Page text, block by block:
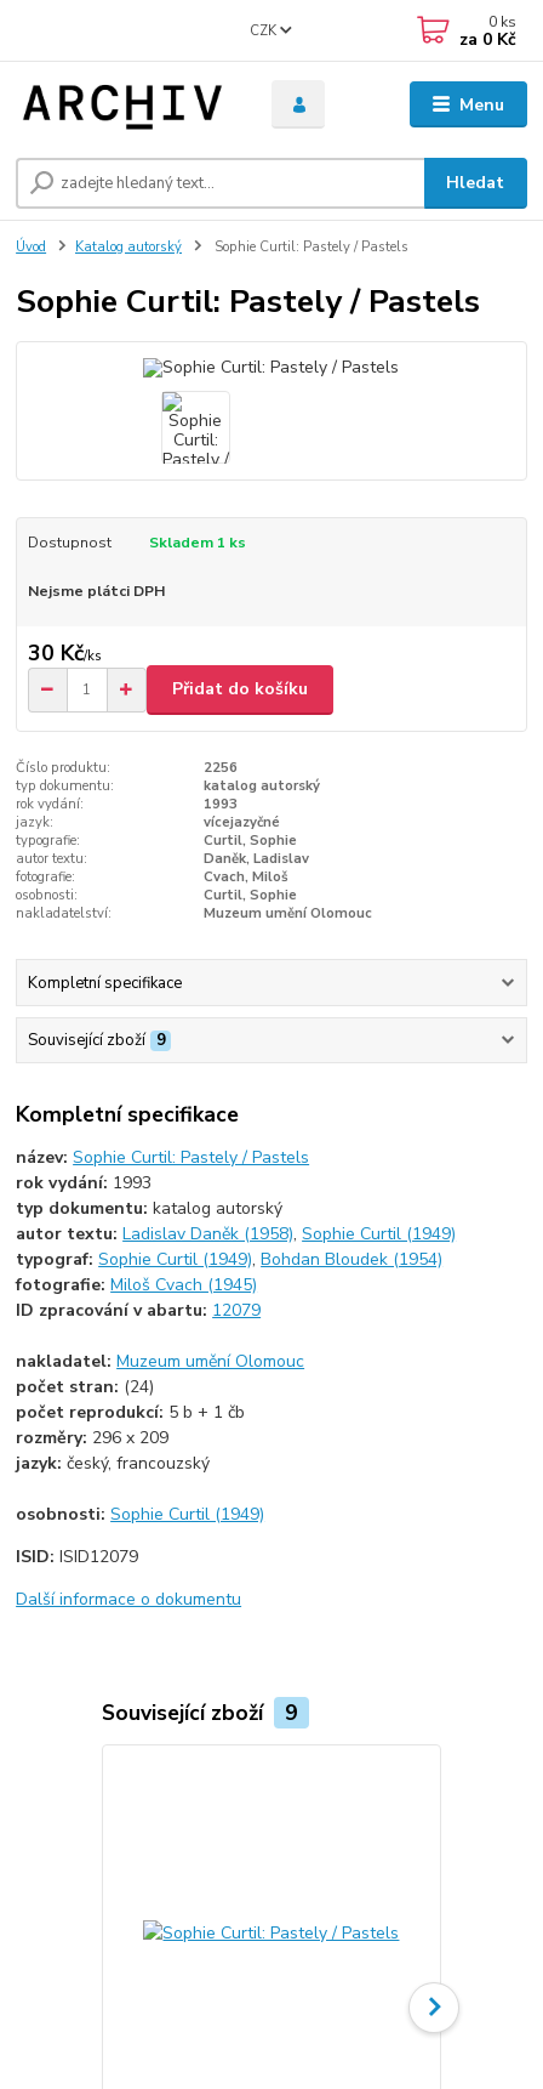
Menu
CZK
Hledat
0 ks
za 0 Kč
Úvod Katalog autorský Sophie Curtil: Pastely / Pastels
Sophie Curtil: Pastely / Pastels
Dostupnost Skladem 1 ks
Nejsme plátci DPH
30 Kč/ks
Přidat do košíku
Číslo produktu:
2256
typ dokumentu:
katalog autorský
rok vydání:
1993
jazyk:
vícejazyčné
typografie:
Curtil, Sophie
autor textu:
Daněk, Ladislav
fotografie:
Cvach, Miloš
osobnosti:
Curtil, Sophie
nakladatelství:
Muzeum umění Olomouc
Kompletní specifikace
Související zboží 9
Kompletní specifikace
název:Sophie Curtil: Pastely / Pastels
rok vydání: 1993
typ dokumentu:katalog autorský
autor textu:Ladislav Daněk (1958),Sophie Curtil (1949)
typograf:Sophie Curtil (1949),Bohdan Bloudek (1954)
fotografie:Miloš Cvach (1945)
ID zpracování v abartu: 12079
nakladatel:Muzeum umění Olomouc
počet stran: (24)
počet reprodukcí: 5 b + 1 čb
rozměry: 296 x 209
jazyk:český, francouzský
osobnosti:Sophie Curtil (1949)
ISID:ISID12079
Další informace o dokumentu
Související zboží 9